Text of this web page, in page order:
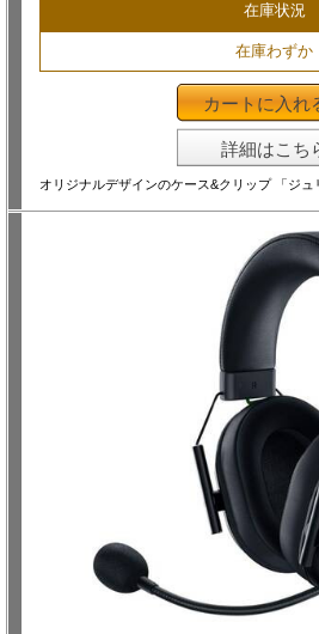
在庫状況
在庫わずか
カートに入れ
詳細はこち
オリジナルデザインのケース&クリップ 「ジュ